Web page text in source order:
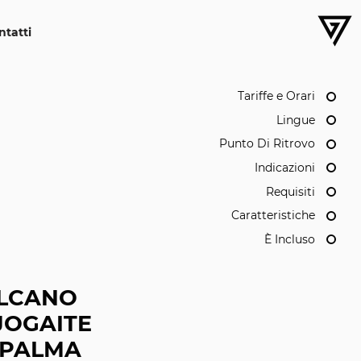
Tariffe e Orari
Lingue
Punto Di Ritrovo
Indicazioni
Requisiti
Caratteristiche
È Incluso